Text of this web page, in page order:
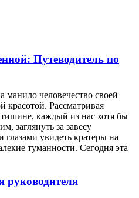
Путеводитель по
манило человечество своей
красотой. Рассматривая
каждый из нас хотя бы
заглянуть за завесу
увидеть кратеры на
туманности. Сегодня эта
руководителя